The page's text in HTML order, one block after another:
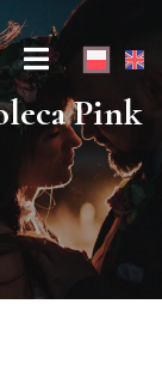
Pink